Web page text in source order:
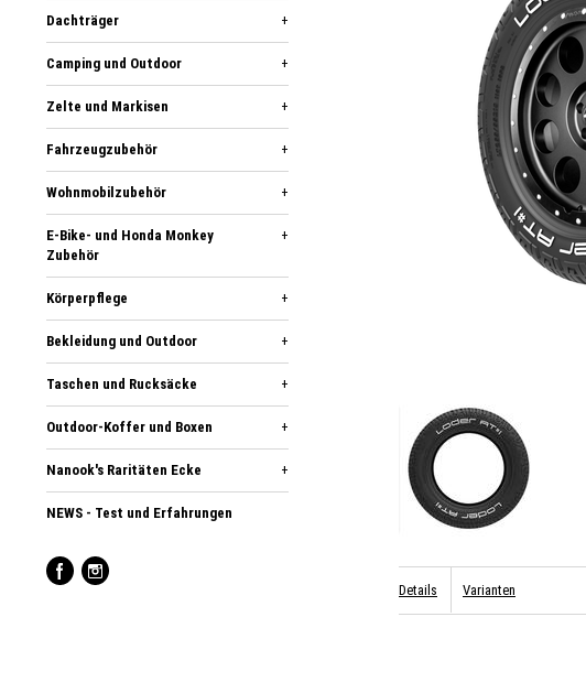
Dachträger +
Camping und Outdoor +
Zelte und Markisen +
Fahrzeugzubehör +
Wohnmobilzubehör +
E-Bike- und Honda Monkey
Zubehör
+
Körperpflege +
Bekleidung und Outdoor +
Taschen und Rucksäcke +
Outdoor-Koffer und Boxen +
Nanook's Raritäten Ecke +
NEWS - Test und Erfahrungen
Details Varianten